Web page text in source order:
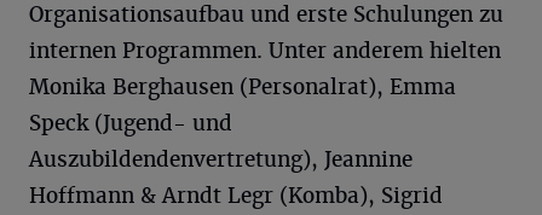
Organisationsaufbau und erste Schulungen zu
internen Programmen. Unter anderem hielten
Monika Berghausen (Personalrat), Emma
Speck (Jugend- und
Auszubildendenvertretung), Jeannine
Hoffmann & Arndt Legr (Komba), Sigrid